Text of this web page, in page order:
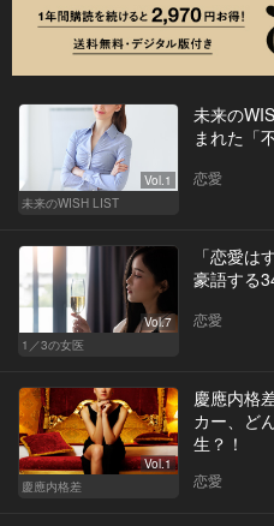
Vol.1
未来のWISH LIST
未来の
まれた「
恋愛
Vol.7
1／3の女医
「恋愛は
豪語する
恋愛
Vol.1
慶應内格差
慶應内格
カー、ど
生？！
恋愛